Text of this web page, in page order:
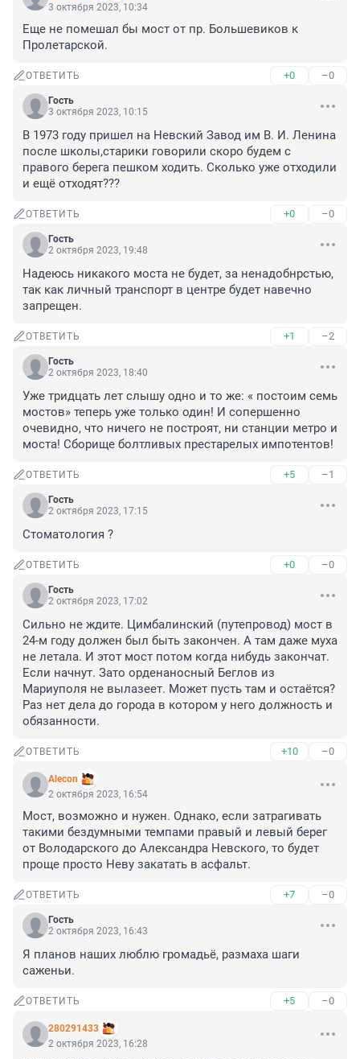
3 октября 2023, 10:34
Еще не помешал бы мост от пр. Большевиков к
Пролетарской.
ОТВЕТИТЬ +0 –0
Гость
3 октября 2023, 10:15
В 1973 году пришел на Невский Завод им В. И. Ленина
после школы,старики говорили скоро будем с
правого берега пешком ходить. Сколько уже отходили
и ещё отходят???
ОТВЕТИТЬ +0 –0
Гость
2 октября 2023, 19:48
Надеюсь никакого моста не будет, за ненадобнрстью,
так как личный транспорт в центре будет навечно
запрещен.
ОТВЕТИТЬ +1 –2
Гость
2 октября 2023, 18:40
Уже тридцать лет слышу одно и то же: « постоим семь
мостов» теперь уже только один! И сопершенно
очевидно, что ничего не построят, ни станции метро и
моста! Сборище болтливых престарелых импотентов!
ОТВЕТИТЬ +5 –1
Гость
2 октября 2023, 17:15
Стоматология ?
ОТВЕТИТЬ +0 –0
Гость
2 октября 2023, 17:02
Сильно не ждите. Цимбалинский (путепровод) мост в
24-м году должен был быть закончен. А там даже муха
не летала. И этот мост потом когда нибудь закончат.
Если начнут. Зато орденаносный Беглов из
Мариуполя не вылазеет. Может пусть там и остаётся?
Раз нет дела до города в котором у него должность и
обязанности.
ОТВЕТИТЬ +10 –0
Alecon
2 октября 2023, 16:54
Мост, возможно и нужен. Однако, если затрагивать
такими бездумными темпами правый и левый берег
от Володарского до Александра Невского, то будет
проще просто Неву закатать в асфальт.
ОТВЕТИТЬ +7 –0
Гость
2 октября 2023, 16:43
Я планов наших люблю громадьё, размаха шаги
саженьи.
ОТВЕТИТЬ +5 –0
280291433
2 октября 2023, 16:28